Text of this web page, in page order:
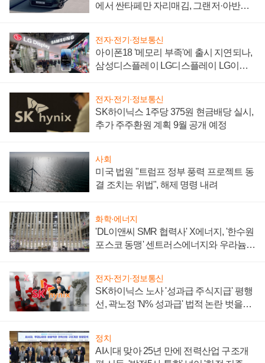
에서 싼타페만 자리매김, 그랜저·아반떼
전자·전기·정보통신
아이폰18 '메모리 부족'에 출시 지연되나,
삼성디스플레이 LG디스플레이 LG이노
전자·전기·정보통신
SK하이닉스 1주당 375원 현금배당 실시,
추가 주주환원 계획 9월 공개 예정
사회
미국 법원 "트럼프 정부 풍력 프로젝트 동
결 조치는 위법", 해제 명령 내려
화학·에너지
'DL이앤씨 SMR 협력사' X에너지, '한수원
포스코 동맹' 센트러스에너지와 우라늄
전자·전기·정보통신
SK하이닉스 노사 '성과급 주식지급' 평행
선, 곽노정 'N% 성과급' 법적 논란 벗을지
정치
AI시대 맞아 25년 만에 전력산업 구조개